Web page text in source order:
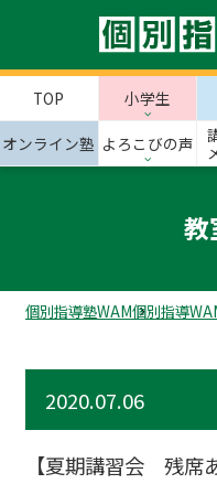
TOP 小学生
オンライン塾 よろこびの声
教
個別指導塾WAM個別指導
2020.07.06
【夏期講習会 残席